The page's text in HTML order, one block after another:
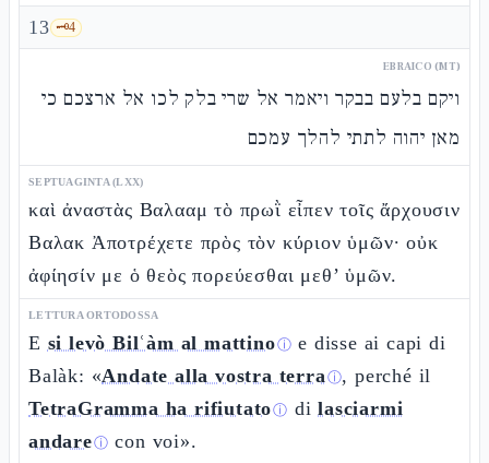
13 🗝️4
EBRAICO (MT)
ויקם בלעם בבקר ויאמר אל שרי בלק לכו אל ארצכם כי
מאן יהוה לתתי להלך עמכם
SEPTUAGINTA (LXX)
καὶ ἀναστὰς Βαλααμ τὸ πρωῒ εἶπεν τοῖς ἄρχουσιν
Βαλακ Ἀποτρέχετε πρὸς τὸν κύριον ὑμῶν· οὐκ
ἀφίησίν με ὁ θεὸς πορεύεσθαι μεθ’ ὑμῶν.
LETTURA ORTODOSSA
E si levò Bilʿàm al mattinoⓘ e disse ai capi di
Balàk: «Andate alla vostra terraⓘ, perché il
TetraGramma ha rifiutatoⓘ dilasciarmi
andareⓘ con voi».